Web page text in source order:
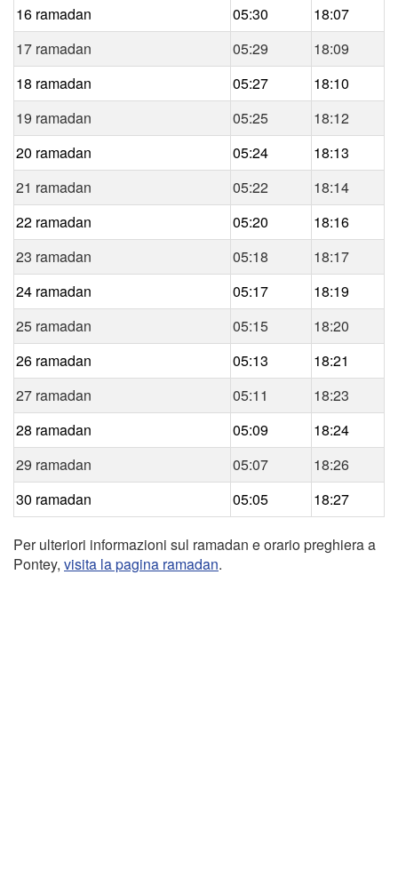
16 ramadan 05:30
18:07
17 ramadan
05:29
18:09
18 ramadan
05:27
18:10
19 ramadan
05:25
18:12
20 ramadan
05:24
18:13
21 ramadan
05:22
18:14
22 ramadan
05:20
18:16
23 ramadan
05:18
18:17
24 ramadan
05:17
18:19
25 ramadan
05:15
18:20
26 ramadan
05:13
18:21
27 ramadan
05:11
18:23
28 ramadan
05:09
18:24
29 ramadan
05:07
18:26
30 ramadan
05:05 18:27
Per ulteriori informazioni sul ramadan e orario preghiera a
Pontey, visita la pagina ramadan.